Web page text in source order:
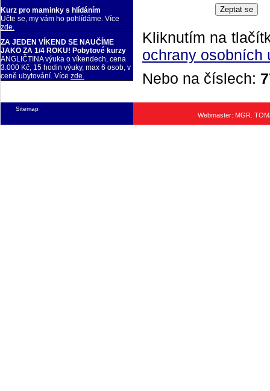
Kurz pro maminky s hlídáním
Učte se, my vám ho pohlídáme. Více
zde.
ZA JEDEN VÍKEND SE NAUČÍME
JAKO ZA 1/4 ROKU! Pobytové kurzy
ANGLIČTINA výuka o víkendech, cena
3.000 Kč, 15 hodin výuky, max 6 osob, v
ceně ubytování. Více zde.
Kliknutím na
ochrany osobních
Nebo na číslech:
Webmaster: MGR.
Sitemap